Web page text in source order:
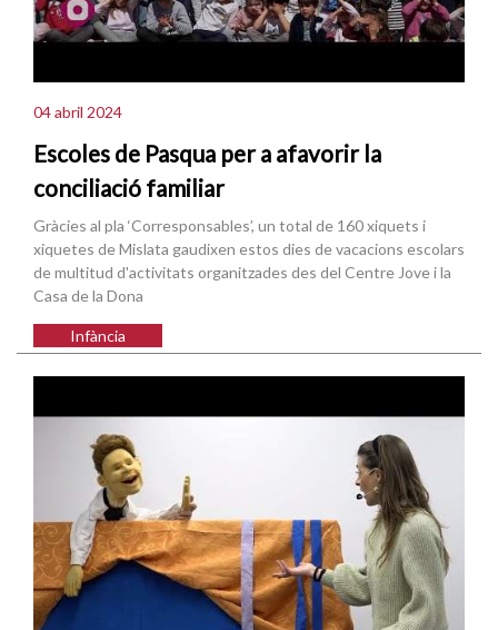
04 abril 2024
Escoles de Pasqua per a afavorir la
conciliació familiar
Gràcies al pla ‘Corresponsables’, un total de 160 xiquets i
xiquetes de Mislata gaudixen estos dies de vacacions escolars
de multitud d'activitats organitzades des del Centre Jove i la
Casa de la Dona
Infància